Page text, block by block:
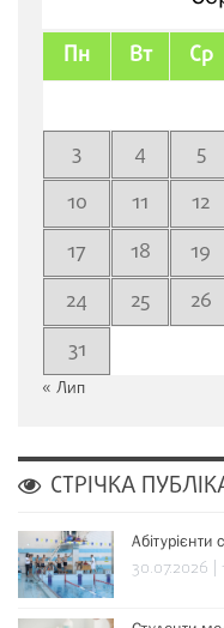
Пн Вт Ср
3
4 5
10
11 12
17
18 19
24
25 26
31
« Лип
СТРІЧКА
Абітурієнти
30.07.2026 |